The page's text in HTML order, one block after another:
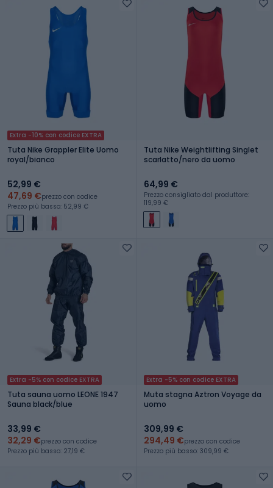
Extra -10% con codice EXTRA
Tuta Nike Grappler Elite Uomo
royal/bianco
52,99 €
47,69 €prezzo con codice
Prezzo più basso: 52,99 €
Tuta Nike Weightlifting Singlet
scarlatto/nero da uomo
64,99 €
Prezzo consigliato dal produttore:
119,99 €
Extra -5% con codice EXTRA
Tuta sauna uomo LEONE 1947
Sauna black/blue
33,99 €
32,29 €prezzo con codice
Prezzo più basso: 27,19 €
Extra -5% con codice EXTRA
Muta stagna Aztron Voyage da
uomo
309,99 €
294,49 €prezzo con codice
Prezzo più basso: 309,99 €